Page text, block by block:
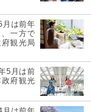
月は前年
一方で
観光局
5月は前
府観光